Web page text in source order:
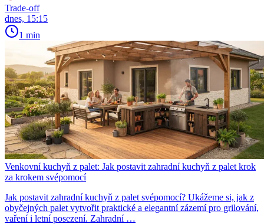
Trade-off
dnes, 15:15
1 min
Venkovní kuchyň z palet: Jak postavit zahradní kuchyň z palet krok
za krokem svépomocí
Jak postavit zahradní kuchyň z palet svépomocí? Ukážeme si, jak z
obyčejných palet vytvořit praktické a elegantní zázemí pro grilování,
vaření i letní posezení. Zahradní …